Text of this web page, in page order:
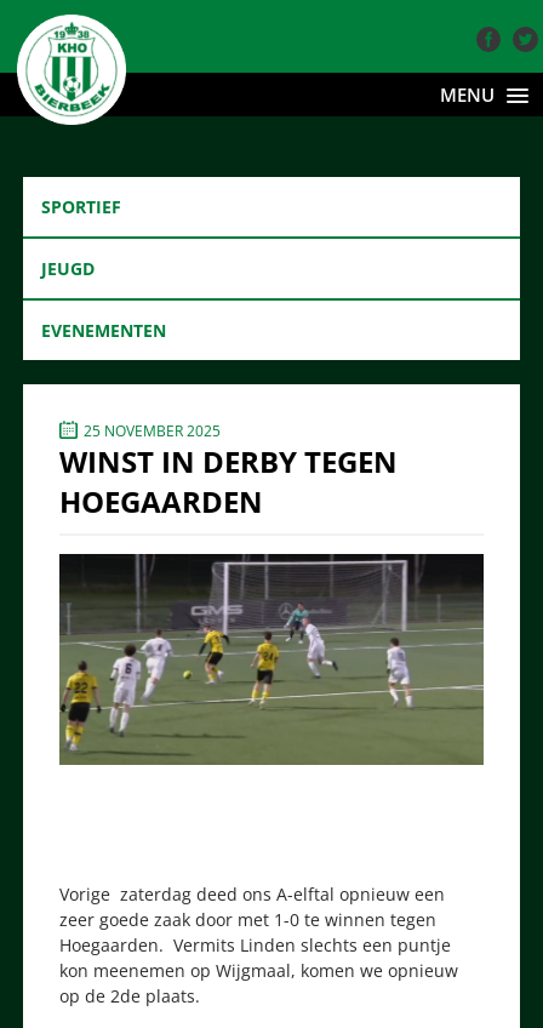
MENU
SPORTIEF
JEUGD
EVENEMENTEN
25 NOVEMBER 2025
WINST IN DERBY TEGEN
HOEGAARDEN
Vorige zaterdag deed ons A-elftal opnieuw een
zeer goede zaak door met 1-0 te winnen tegen
Hoegaarden. Vermits Linden slechts een puntje
kon meenemen op Wijgmaal, komen we opnieuw
op de 2de plaats.